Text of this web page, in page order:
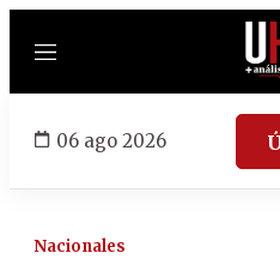
Menú
06 ago 2026
Nacionales